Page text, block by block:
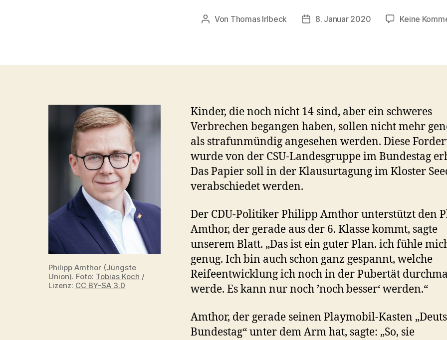
Beitragsautor
Von Thomas Irlbeck Veröffentlichungsdatum
8. Januar 2020 Keine
Philipp Amthor (Jüngste
Union). Foto: Tobias Koch /
Lizenz: CC BY-SA 3.0
Kinder, die noch nicht 14 sind, aber ein schweres
Verbrechen begangen haben, sollen nicht mehr
als strafunmündig angesehen werden. Diese
wurde von der CSU-Landesgruppe im Bundestag
Das Papier soll in der Klausurtagung im Kloster
verabschiedet werden.
Der CDU-Politiker Philipp Amthor unterstützt den
Amthor, der gerade aus der 6. Klasse kommt, sagte
unserem Blatt. „Das ist ein guter Plan. ich fühle
genug. Ich bin auch schon ganz gespannt, welche
Reifeentwicklung ich noch in der Pubertät
werde. Es kann nur noch ’noch besser‘ werden.“
Amthor, der gerade seinen Playmobil-Kasten
Bundestag“ unter dem Arm hat, sagte: „So, sie